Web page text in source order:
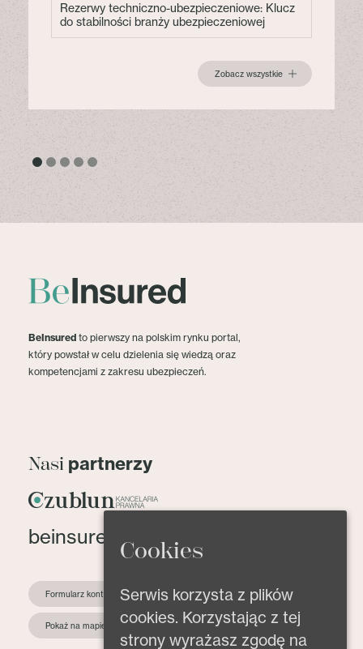
Rezerwy techniczno-ubezpieczeniowe: Klucz
do stabilności branży ubezpieczeniowej
Zobacz wszystkie
BeInsured to pierwszy na polskim rynku portal,
który powstał w celu dzielenia się wiedzą oraz
kompetencjami z zakresu ubezpieczeń.
Nasi partnerzy
beinsured@beinsured.pl
Formularz kontaktowy
Pokaż na mapie
Cookies
Serwis korzysta z plików
cookies. Korzystając z tej
strony wyrażasz zgodę na